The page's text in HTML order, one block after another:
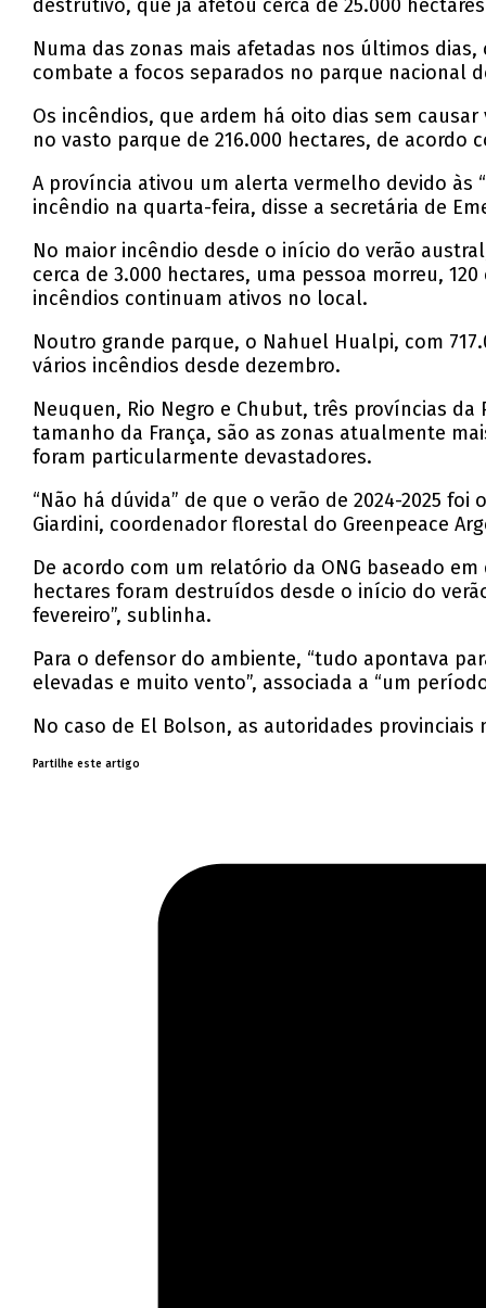
destrutivo, que já afetou cerca de 25.000
Numa das zonas mais afetadas nos últimos
combate a focos separados no parque nacional
Os incêndios, que ardem há oito dias sem
no vasto parque de 216.000 hectares, de acordo
A província ativou um alerta vermelho devido às
incêndio na quarta-feira, disse a secretária de
No maior incêndio desde o início do verão
cerca de 3.000 hectares, uma pessoa morreu,
incêndios continuam ativos no local.
Noutro grande parque, o Nahuel Hualpi, com
vários incêndios desde dezembro.
Neuquen, Rio Negro e Chubut, três províncias
tamanho da França, são as zonas atualmente
foram particularmente devastadores.
“Não há dúvida” de que o verão de 2024-2025
Giardini, coordenador florestal do Greenpeace
De acordo com um relatório da ONG baseado
hectares foram destruídos desde o início do
fevereiro”, sublinha.
Para o defensor do ambiente, “tudo apontava
elevadas e muito vento”, associada a “um
No caso de El Bolson, as autoridades
Partilhe este artigo